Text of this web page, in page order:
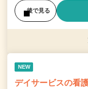
後で見る
NEW
デイサービスの看